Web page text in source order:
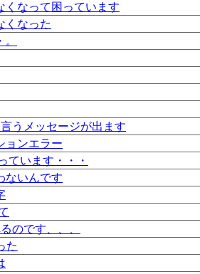
くなって困っています
くなった
うメッセージが出ます
ョンエラー
ています・・・
ないんです
のです、、、
た